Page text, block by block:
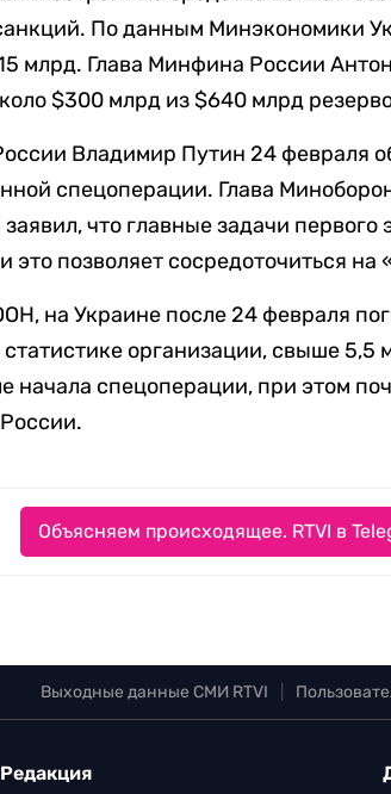
По данным Минэкономики
млрд. Глава Минфина России
$300 млрд из $640 млрд
Владимир Путин 24 февраля
спецоперации. Глава
что главные задачи
это позволяет сосредоточиться
на Украине после 24 февраля
организации, свыше 5,5
начала спецоперации, при этом
Объясняем происходящее. RTVI в
Выходные данные СМИ RTVI
Редакция